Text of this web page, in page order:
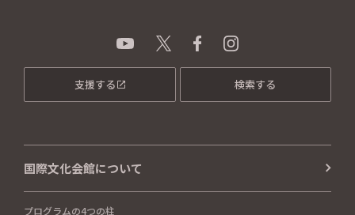
支援する 検索する
国際文化会館について
プログラムの4つの柱